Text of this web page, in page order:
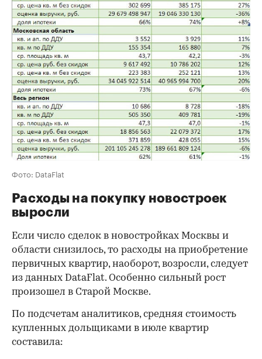
Фото: DataFlat
Расходы на покупку новостроек
выросли
Если число сделок в новостройках Москвы и
области снизилось, то расходы на приобретение
первичных квартир, наоборот, возросли, следует
из данных DataFlat. Особенно сильный рост
произошел в Старой Москве.
По подсчетам аналитиков, средняя стоимость
купленных дольщиками в июле квартир
составила: